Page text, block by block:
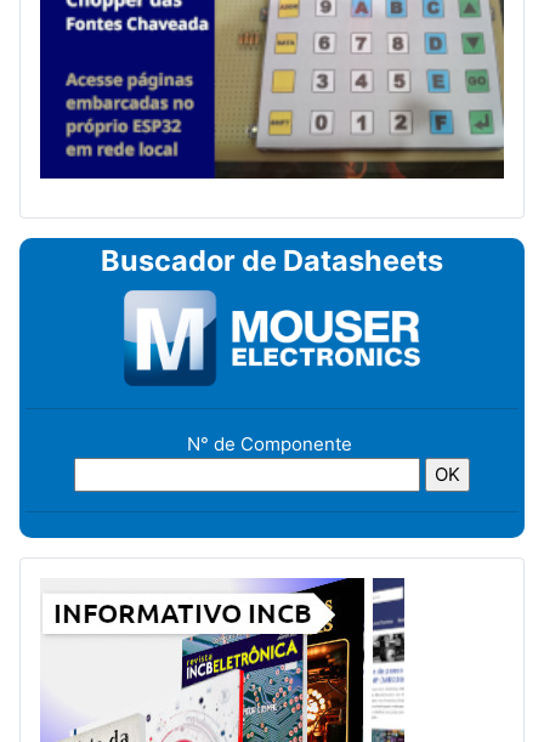
Buscador de Datasheets
N° de Componente